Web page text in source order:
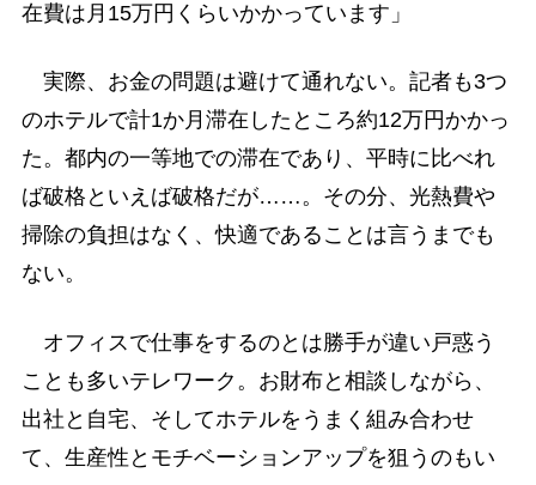
在費は月15万円くらいかかっています」
実際、お金の問題は避けて通れない。記者も3つ
のホテルで計1か月滞在したところ約12万円かかっ
た。都内の一等地での滞在であり、平時に比べれ
ば破格といえば破格だが……。その分、光熱費や
掃除の負担はなく、快適であることは言うまでも
ない。
オフィスで仕事をするのとは勝手が違い戸惑う
ことも多いテレワーク。お財布と相談しながら、
出社と自宅、そしてホテルをうまく組み合わせ
て、生産性とモチベーションアップを狙うのもい